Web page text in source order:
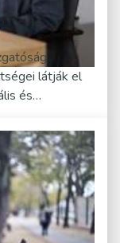
látják el
és…